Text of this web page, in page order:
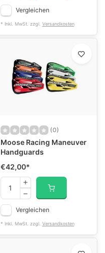
Vergleichen
* Inkl. MwSt. zzgl. Versandkosten
(0)
Moose Racing Maneuver
Handguards
€42,00*
Vergleichen
* Inkl. MwSt. zzgl. Versandkosten